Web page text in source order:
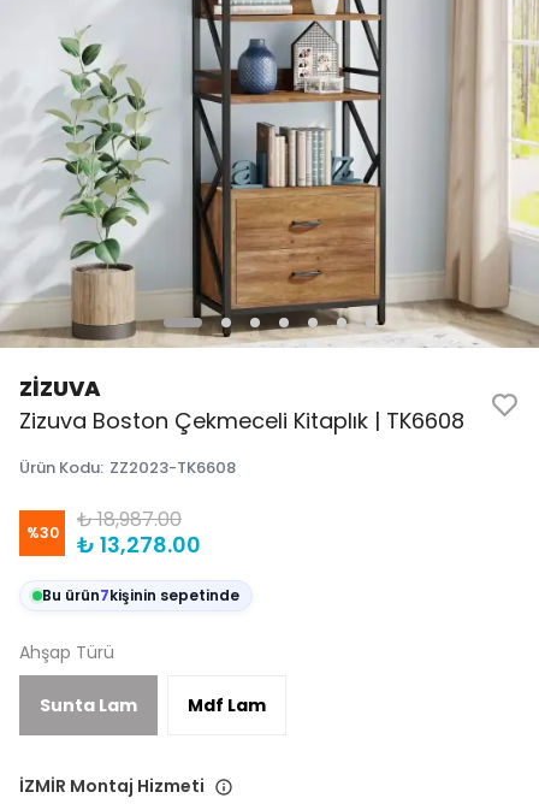
ZİZUVA
Zizuva Boston Çekmeceli Kitaplık | TK6608
Ürün Kodu: ZZ2023-TK6608
%30 ₺ 18,987.00
₺ 13,278.00
Bu ürün7kişinin sepetinde
Ahşap Türü
Sunta Lam Mdf Lam
İZMİR Montaj Hizmeti